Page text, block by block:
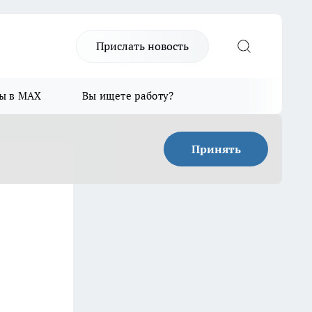
Прислать новость
в MAX Вы ищете работу?
Принять